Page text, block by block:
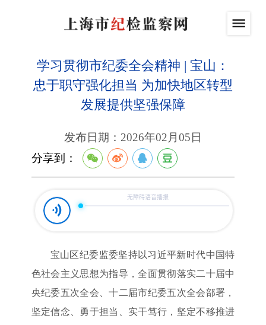
学习贯彻市纪委全会精神 | 宝山：
忠于职守强化担当 为加快地区转型
发展提供坚强保障
发布日期：2026年02月05日
分享到：
宝山区纪委监委坚持以习近平新时代中国特
色社会主义思想为指导，全面贯彻落实二十届中
央纪委五次全会、十二届市纪委五次全会部署，
坚定信念、勇于担当、实干笃行，坚定不移推进